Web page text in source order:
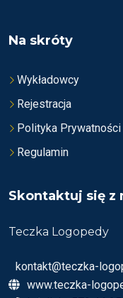
Na skróty
Wykładowcy
Rejestracja
Polityka Prywatności
Regulamin
Skontaktuj się z
Teczka Logopedy
kontakt@teczka-
www.teczka-